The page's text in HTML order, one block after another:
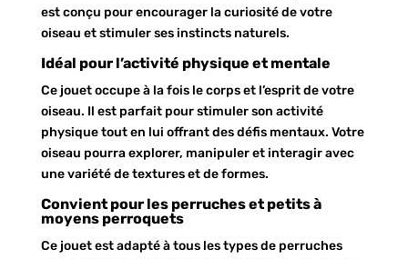
est conçu pour encourager la curiosité de votre
oiseau et stimuler ses instincts naturels.
Idéal pour l’activité physique et mentale
Ce jouet occupe à la fois le corps et l’esprit de votre
oiseau. Il est parfait pour stimuler son activité
physique tout en lui offrant des défis mentaux. Votre
oiseau pourra explorer, manipuler et interagir avec
une variété de textures et de formes.
Convient pour les perruches et petits à
moyens perroquets
Ce jouet est adapté à tous les types de perruches